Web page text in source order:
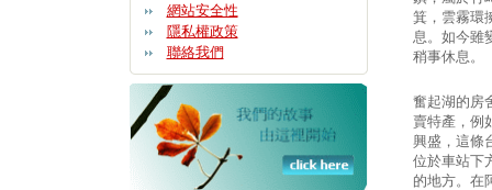
網站安全性
隱私權政策
聯絡我們
箕，雲霧環
息。如今雖
稍事休息。
奮起湖的房
賣特產，例
興盛，這條
位於車站下
的地方。在